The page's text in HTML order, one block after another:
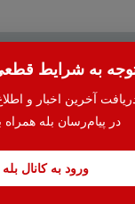
توجه به شرایط
آخرین اخبار و
در پیام‌رسان بله همراه
ورود به کانال بله
بهارستان جنب بانک